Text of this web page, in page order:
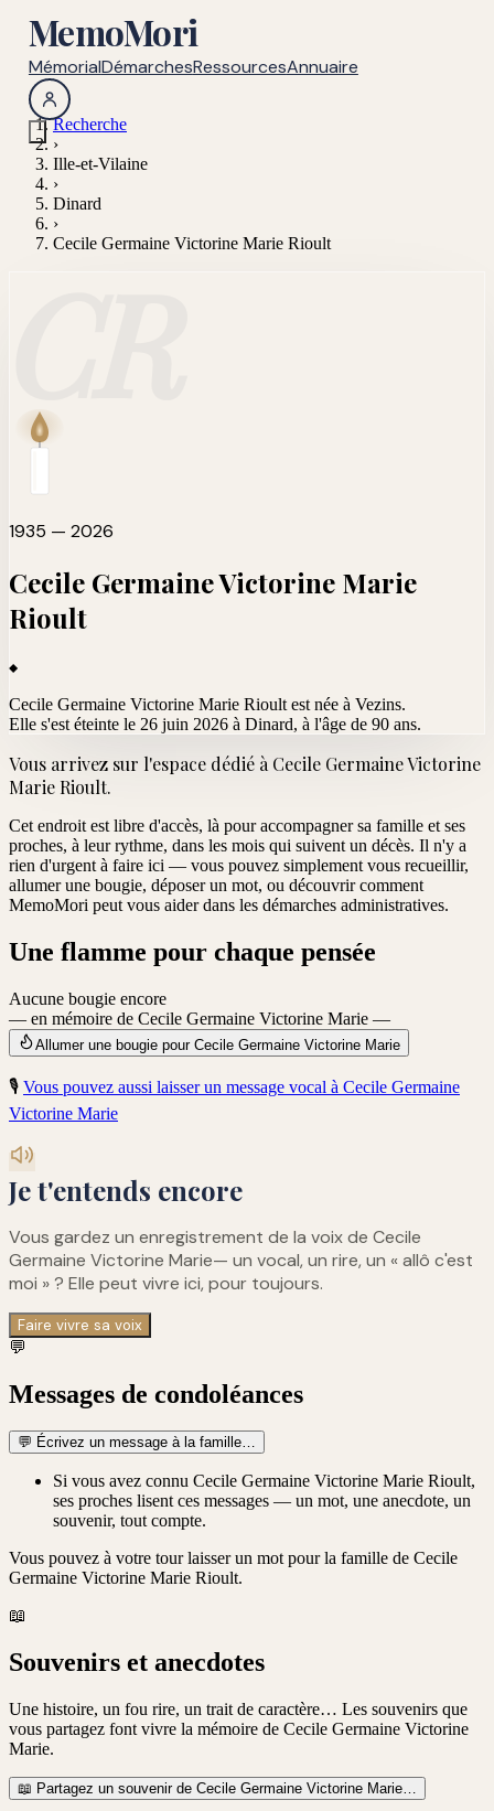
MemoMori
MémorialDémarchesRessourcesAnnuaire
Recherche
›
Ille-et-Vilaine
›
Dinard
›
Cecile Germaine Victorine Marie Rioult
1935 — 2026
Cecile Germaine Victorine Marie
Rioult
Cecile Germaine Victorine Marie Rioult est née à Vezins.
Elle s'est éteinte le 26 juin 2026 à Dinard, à l'âge de 90 ans.
Vous arrivez sur l'espace dédié à Cecile Germaine Victorine
Marie Rioult.
Cet endroit est libre d'accès, là pour accompagner sa famille et ses
proches, à leur rythme, dans les mois qui suivent un décès. Il n'y a
rien d'urgent à faire ici — vous pouvez simplement vous recueillir,
allumer une bougie, déposer un mot, ou découvrir comment
MemoMori peut vous aider dans les démarches administratives.
Une flamme pour chaque pensée
Aucune bougie encore
— en mémoire de Cecile Germaine Victorine Marie —
Allumer une bougie pour Cecile Germaine Victorine Marie
🎙️ Vous pouvez aussi laisser un message vocal à Cecile Germaine
Victorine Marie
Je t'entends encore
Vous gardez un enregistrement de la voix de Cecile
Germaine Victorine Marie— un vocal, un rire, un « allô c'est
moi » ? Elle peut vivre ici, pour toujours.
Faire vivre sa voix
💬
Messages de condoléances
💬 Écrivez un message à la famille…
Si vous avez connu Cecile Germaine Victorine Marie Rioult,
ses proches lisent ces messages — un mot, une anecdote, un
souvenir, tout compte.
Vous pouvez à votre tour laisser un mot pour la famille de Cecile
Germaine Victorine Marie Rioult.
📖
Souvenirs et anecdotes
Une histoire, un fou rire, un trait de caractère… Les souvenirs que
vous partagez font vivre la mémoire de Cecile Germaine Victorine
Marie.
📖 Partagez un souvenir de Cecile Germaine Victorine Marie…